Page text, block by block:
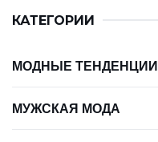
КАТЕГОРИИ
МОДНЫЕ ТЕНДЕНЦИИ
МУЖСКАЯ МОДА